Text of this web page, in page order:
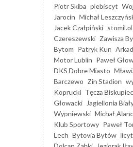
Piotr Skiba plebiscyt
Jarocin Michał
Jacek Czałpiński
Czereszewski Zawisza
Bytom Patryk Kun
Motor Lublin Paweł
DKS Dobre Miasto
Barczewo Zin Stadion
Koprucki Tęcza Biskupiec
Głowacki
Jagiellonia
Wypniewski Michał
Klub Sportowy Paweł
Lech Bytovia Bytów